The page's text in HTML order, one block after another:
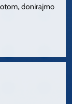
donirajmo